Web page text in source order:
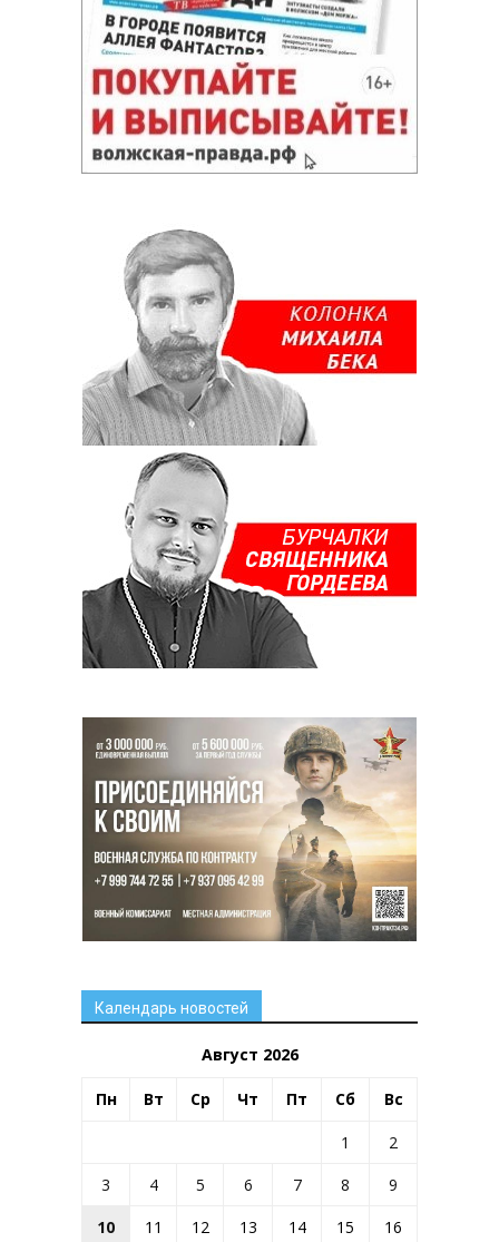
Календарь новостей
Август 2026
Пн Вт Ср Чт Пт Сб Вс
1
2
3
4 5 6 7 8
9
10
11 12 13 14 15
16